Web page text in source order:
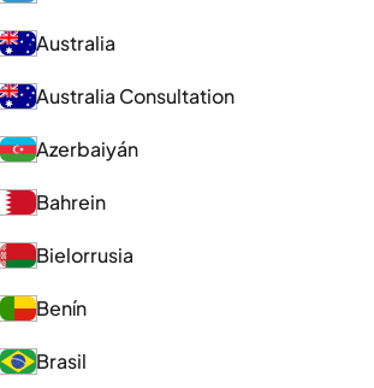
Australia
Australia Consultation
Azerbaiyán
Bahrein
Bielorrusia
Benín
Brasil